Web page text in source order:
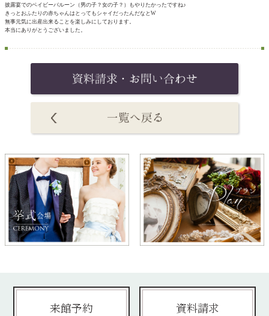
披露宴でのベイビーバルーン（男の子？女の子？）もやりたかったですね♪
きっとおふたりの赤ちゃんはとってもシャイだったんだなとW
無事元気に出産出来ることを楽しみにしております。
本当にありがとうございました。
来館予約 資料請求